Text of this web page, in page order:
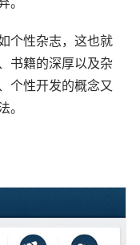
。
个性杂志，这也就
书籍的深厚以及杂
个性开发的概念又
。